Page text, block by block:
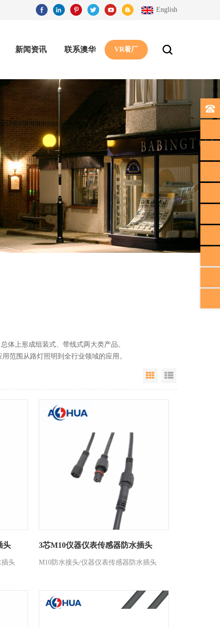
English
VR看厂
新闻资讯 联系澳华
上形成组装式、带线式两大类产品。
围从路灯照明到全行业领域的应用。
Grid View
头
插头
3芯M10仪器仪表传感器防水插头
M10防水接头/仪器仪表传感器防水插头